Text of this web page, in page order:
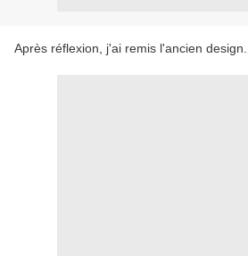
Après réflexion, j'ai remis l'ancien design...